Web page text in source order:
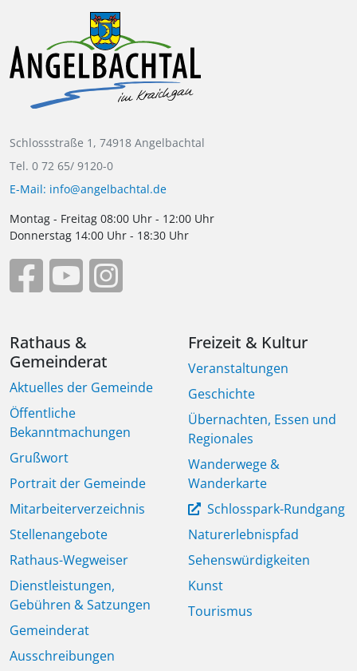
Schlossstraße 1, 74918 Angelbachtal
Tel. 0 72 65/ 9120-0
E-Mail: info@angelbachtal.de
Montag - Freitag 08:00 Uhr - 12:00 Uhr
Donnerstag 14:00 Uhr - 18:30 Uhr
Rathaus &
Gemeinderat
Aktuelles der Gemeinde
Öffentliche
Bekanntmachungen
Grußwort
Portrait der Gemeinde
Mitarbeiterverzeichnis
Stellenangebote
Rathaus-Wegweiser
Dienstleistungen,
Gebühren & Satzungen
Gemeinderat
Ausschreibungen
Freizeit & Kultur
Veranstaltungen
Geschichte
Übernachten, Essen und
Regionales
Wanderwege &
Wanderkarte
Schlosspark-Rundgang
Naturerlebnispfad
Sehenswürdigkeiten
Kunst
Tourismus